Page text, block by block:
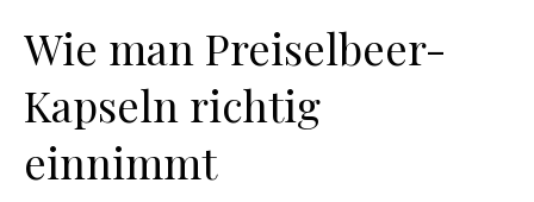
Wie man Preiselbeer-
Kapseln richtig
einnimmt